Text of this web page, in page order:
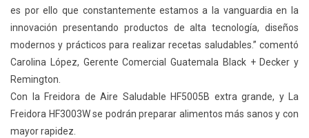
es por ello que constantemente estamos a la vanguardia en la
innovación presentando productos de alta tecnología, diseños
modernos y prácticos para realizar recetas saludables.” comentó
Carolina López, Gerente Comercial Guatemala Black + Decker y
Remington.
Con la Freidora de Aire Saludable HF5005B extra grande, y La
Freidora HF3003W se podrán preparar alimentos más sanos y con
mayor rapidez.